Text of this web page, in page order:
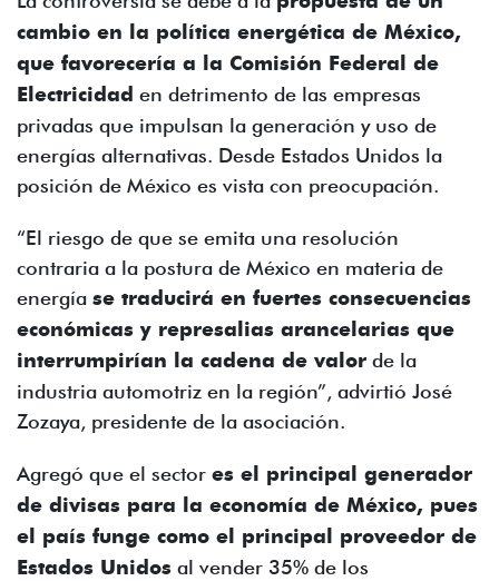
cambio en la política energética de México,
que favorecería a la Comisión Federal de
Electricidad en detrimento de las empresas
privadas que impulsan la generación y uso de
energías alternativas. Desde Estados Unidos la
posición de México es vista con preocupación.
“El riesgo de que se emita una resolución
contraria a la postura de México en materia de
energía se traducirá en fuertes consecuencias
económicas y represalias arancelarias que
interrumpirían la cadena de valor de la
industria automotriz en la región”, advirtió José
Zozaya, presidente de la asociación.
Agregó que el sector es el principal generador
de divisas para la economía de México, pues
el país funge como el principal proveedor de
Estados Unidos al vender 35% de los